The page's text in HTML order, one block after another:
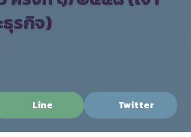
ธุรกิจ)
Line Twitter